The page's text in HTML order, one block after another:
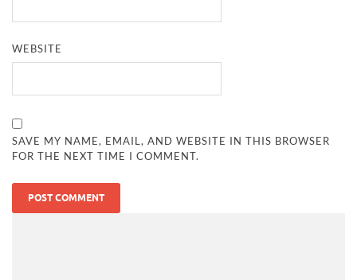
WEBSITE
SAVE MY NAME, EMAIL, AND WEBSITE IN THIS BROWSER
FOR THE NEXT TIME I COMMENT.